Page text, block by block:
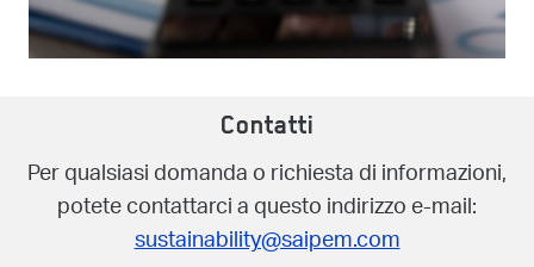
Contatti
Per qualsiasi domanda o richiesta di informazioni,
potete contattarci a questo indirizzo e-mail:
sustainability@saipem.com